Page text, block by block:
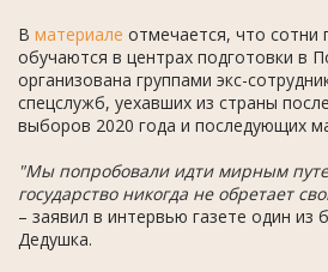
В материале отмечается, что сотни
обучаются в центрах подготовки в
организована группами экс-
спецслужб, уехавших из страны
выборов 2020 года и последующих
"Мы попробовали идти мирным
государство никогда не обретает
– заявил в интервью газете один из
Дедушка.